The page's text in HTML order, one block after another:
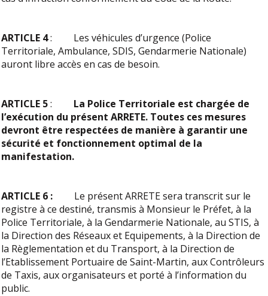
ARTICLE 4: Les véhicules d’urgence (Police
Territoriale, Ambulance, SDIS, Gendarmerie Nationale)
auront libre accès en cas de besoin.
ARTICLE 5: La Police Territoriale est chargée de
l’exécution du présent ARRETE. Toutes ces mesures
devront être respectées de manière à garantir une
sécurité et fonctionnement optimal de la
manifestation.
ARTICLE 6 : Le présent ARRETE sera transcrit sur le
registre à ce destiné, transmis à Monsieur le Préfet, à la
Police Territoriale, à la Gendarmerie Nationale, au STIS, à
la Direction des Réseaux et Equipements, à la Direction de
la Règlementation et du Transport, à la Direction de
l’Etablissement Portuaire de Saint-Martin, aux Contrôleurs
de Taxis, aux organisateurs et porté à l’information du
public.